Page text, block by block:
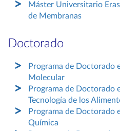
Máster Universitario
de Membranas
Doctorado
Programa de Doctorado
Molecular
Programa de Doctorado
Tecnología de los
Programa de Doctorado
Química